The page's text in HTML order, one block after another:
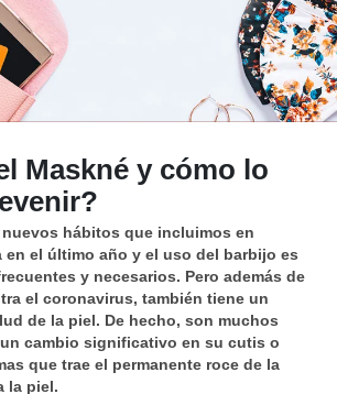
Maskné y cómo lo
hábitos que incluimos en
en el último año y el uso del barbijo es
y necesarios. Pero además de
el coronavirus, también tiene un
de la piel. De hecho, son muchos
cambio significativo en su cutis o
que trae el permanente roce de la
la piel.